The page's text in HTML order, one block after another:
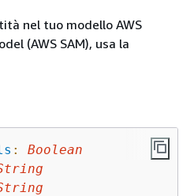
nel tuo modello AWS
(AWS SAM), usa la
:
Boolean